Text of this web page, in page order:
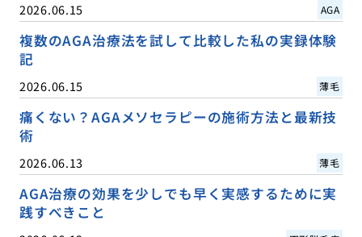
2026.06.15 AGA
複数のAGA治療法を試して比較した私の実録体験
記
2026.06.15 薄毛
痛くない？AGAメソセラピーの施術方法と最新技
術
2026.06.13 薄毛
AGA治療の効果を少しでも早く実感するために実
践すべきこと